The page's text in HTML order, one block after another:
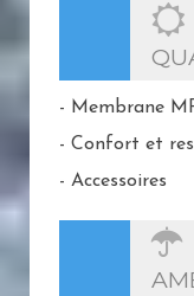
- Membrane
- Confort et
- Accessoires